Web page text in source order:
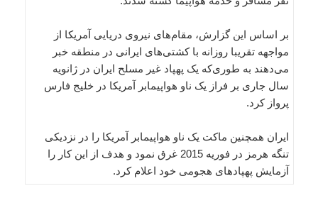
بر اساس این گزارش، مقام‌های نیروی دریایی آمریکا از
مواجهه تقریبا روزانه با کشتی‌های ایرانی در منطقه خبر
می‌دهند به طوری‌که یک پهپاد غیر مسلح ایران در ژانویه
سال جاری بر فراز یک ناو هواپیمابر آمریکا در خلیج فارس
پرواز کرد.
ایران همچنین ماکت یک ناو هواپیمابر آمریکا را در نزدیکی
تنگه هرمز در فوریه 2015 غرق نمود و هدف از این کار را
آزمایش پهپادهای هجومی خود اعلام کرد.